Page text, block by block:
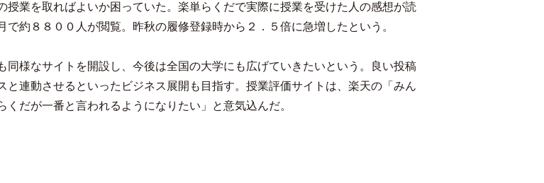
業を取ればよいか困っていた。楽単らくだで実際に授業を受けた人の感想が読
約８８００人が閲覧。昨秋の履修登録時から２．５倍に急増したという。
様なサイトを開設し、今後は全国の大学にも広げていきたいという。良い投稿
連動させるといったビジネス展開も目指す。授業評価サイトは、楽天の「みん
だが一番と言われるようになりたい」と意気込んだ。